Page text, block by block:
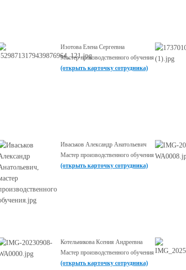
Изотова Елена Сергеевна
Мастер производственного обучения
(открыть карточку сотрудника)
Иваськов Александр Анатольевич
Мастер производственного обучения
(открыть карточку сотрудника)
Котельникова Ксения Андреевна
Мастер производственного обучения
(открыть карточку сотрудника)